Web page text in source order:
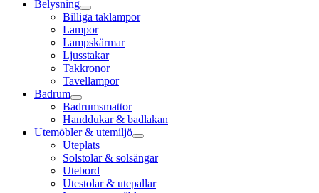
Belysning
Billiga taklampor
Lampor
Lampskärmar
Ljusstakar
Takkronor
Tavellampor
Badrum
Badrumsmattor
Handdukar & badlakan
Utemöbler & utemiljö
Uteplats
Solstolar & solsängar
Utebord
Utestolar & utepallar